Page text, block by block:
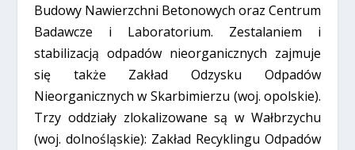
Budowy Nawierzchni Betonowych oraz Centrum
Badawcze i Laboratorium. Zestalaniem i
stabilizacją odpadów nieorganicznych zajmuje
się także Zakład Odzysku Odpadów
Nieorganicznych w Skarbimierzu (woj. opolskie).
Trzy oddziały zlokalizowane są w Wałbrzychu
(woj. dolnośląskie): Zakład Recyklingu Odpadów